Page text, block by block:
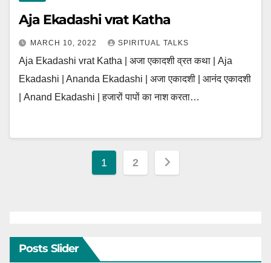
Aja Ekadashi vrat Katha
MARCH 10, 2022 SPIRITUAL TALKS
Aja Ekadashi vrat Katha | अजा एकादशी व्रत कथा | Aja
Ekadashi | Ananda Ekadashi | अजा एकादशी | आनंद एकादशी
| Anand Ekadashi | हजारों पापों का नाश करता…
Posts
1 2
Posts Slider